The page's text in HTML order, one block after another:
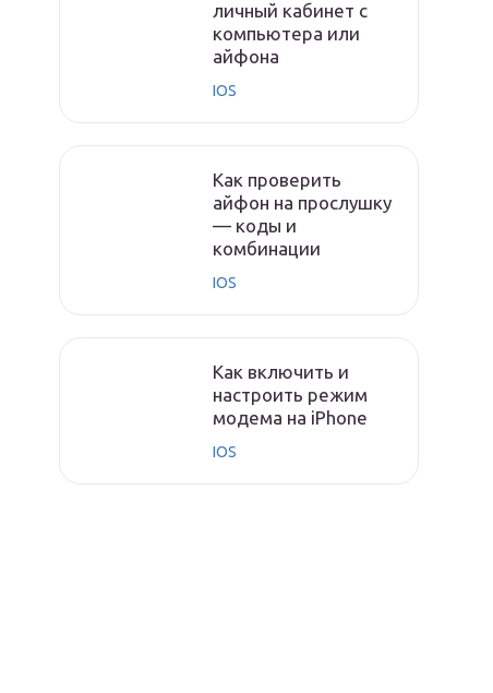
личный кабинет с
компьютера или
айфона
IOS
Как проверить
айфон на прослушку
— коды и
комбинации
IOS
Как включить и
настроить режим
модема на iPhone
IOS